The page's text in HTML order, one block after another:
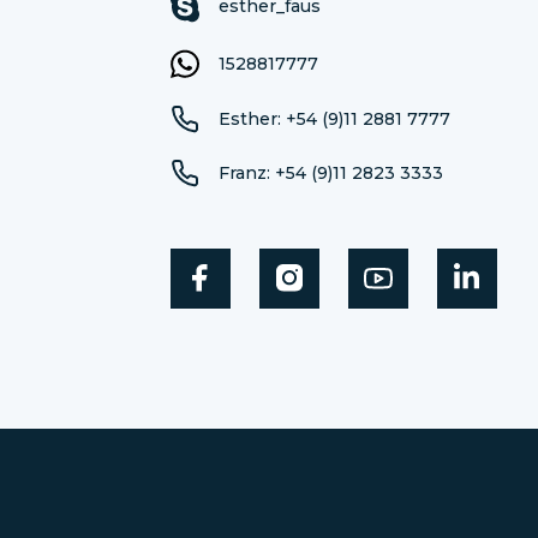
esther_faus
1528817777
Esther: +54 (9)11 2881 7777
Franz: +54 (9)11 2823 3333